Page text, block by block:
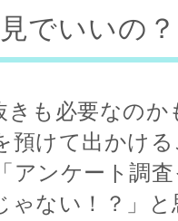
でいいの
きも必要なのか
預けて出かけ
アンケート調
ゃない！？」